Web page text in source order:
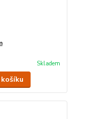
Skladem